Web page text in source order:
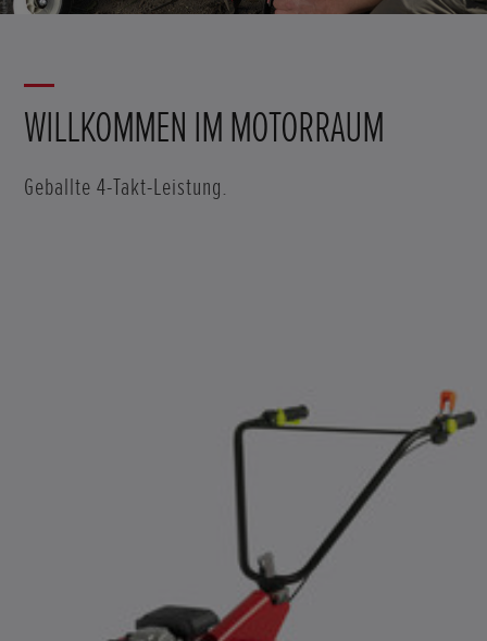
WILLKOMMEN IM MOTORRAUM
Geballte 4-Takt-Leistung.